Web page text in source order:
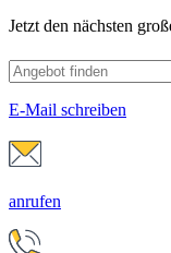
Jetzt den nächsten
E-Mail schreiben
anrufen